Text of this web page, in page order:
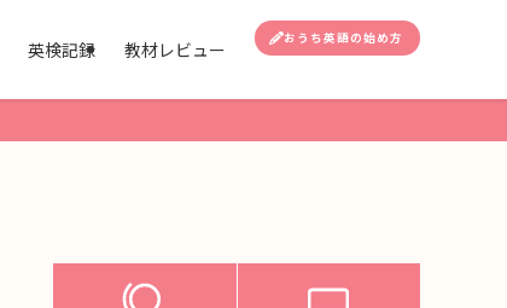
英検記録 教材レビュー おうち英語の始め方